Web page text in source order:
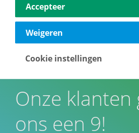
Onze klanten
ons een 9!
Accepteer
Weigeren
Cookie instellingen